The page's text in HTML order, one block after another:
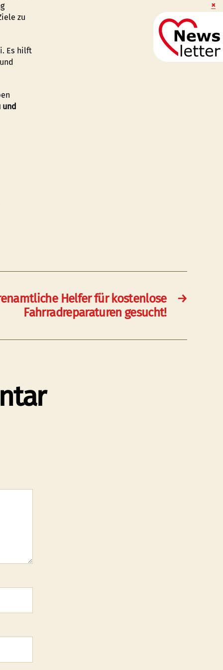
zu
Es hilft
→
Helfer für kostenlose
Fahrradreparaturen gesucht!